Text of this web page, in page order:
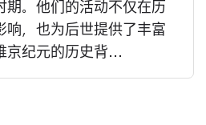
期。他们的活动不仅在历
响，也为后世提供了丰富
京纪元的历史背...